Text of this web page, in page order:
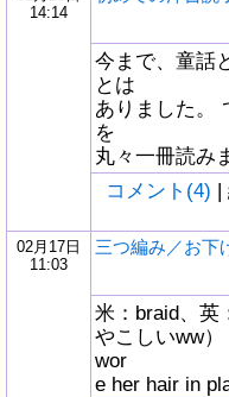
14:14
今まで、童話
とは
ありました。
を
丸々一冊読み
コメント(4) |
02月17日
11:03
三つ編み／お下
米：braid、英
やこしいww
wor
e her hair in